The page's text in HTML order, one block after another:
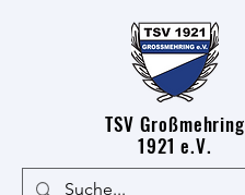
TSV Großmehring
1921 e.V.